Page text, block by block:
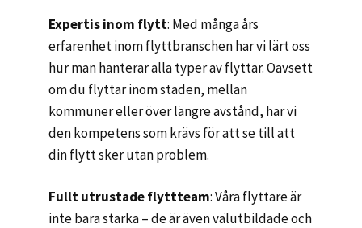
Expertis inom flytt: Med många års
erfarenhet inom flyttbranschen har vi lärt oss
hur man hanterar alla typer av flyttar. Oavsett
om du flyttar inom staden, mellan
kommuner eller över längre avstånd, har vi
den kompetens som krävs för att se till att
din flytt sker utan problem.
Fullt utrustade flyttteam: Våra flyttare är
inte bara starka – de är även välutbildade och